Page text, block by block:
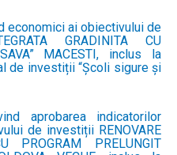
economici ai obiectivului de
GRADINITA CU
MACESTI, inclus la
de investiții “Școli sigure și
aprobarea indicatorilor
de investiții RENOVARE
PROGRAM PRELUNGIT